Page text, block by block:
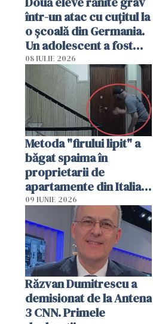
într-un atac cu cuțitul la
o școală din Germania.
Un adolescent a fost
arestat
08 IULIE 2026
Metoda "firului lipit" a
băgat spaima în
proprietarii de
apartamente din Italia.
Poliția, sesizată
09 IUNIE 2026
Răzvan Dumitrescu a
demisionat de la Antena
3 CNN. Primele